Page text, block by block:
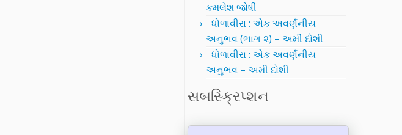
કમલેશ જોષી
ધોળાવીરા : એક અવર્ણનીય
અનુભવ (ભાગ ૨) – અમી દોશી
ધોળાવીરા : એક અવર્ણનીય
અનુભવ – અમી દોશી
સબસ્ક્રિપ્શન